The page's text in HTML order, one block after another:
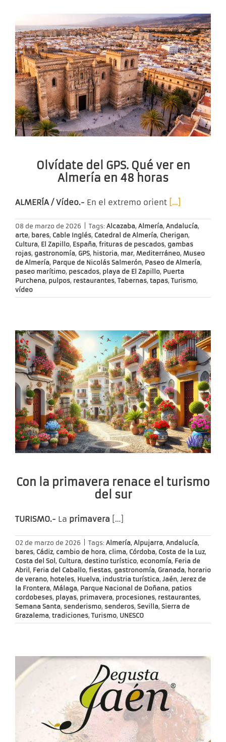
Olvídate del GPS. Qué ver en
Almería en 48 horas
ALMERÍA / Vídeo.- En el extremo orient […]
08 de marzo de 2026 Tags: Alcazaba, Almería, Andalucía,
arte, bares, Cable Inglés, Catedral de Almería, Cherigan,
Cultura, El Zapillo, España, frituras de pescados, gambas
rojas, gastronomía, GPS, historia, mar, Mediterráneo, Museo
de Almería, Parque de Nicolás Salmerón, Paseo de Almería,
paseo marítimo, pescados, playa de El Zapillo, Puerta
Purchena, pulpos, restaurantes, Tabernas, tapas, Turismo,
vídeo
Con la primavera renace el turismo
del sur
TURISMO.- La primavera […]
02 de marzo de 2026 Tags: Almería, Alpujarra, Andalucía,
bares, Cádiz, cambio de hora, clima, Córdoba, Costa de la Luz,
Costa del Sol, Cultura, destino turístico, economía, Feria de
Abril, Feria del Caballo, fiestas, gastronomía, Granada, horario
de verano, hoteles, Huelva, industria turística, Jaén, Jerez de
la Frontera, Málaga, Parque Nacional de Doñana, patios
cordobeses, playas, primavera, procesiones, restaurantes,
Semana Santa, senderismo, senderos, Sevilla, Sierra de
Grazalema, tradiciones, Turismo, UNESCO